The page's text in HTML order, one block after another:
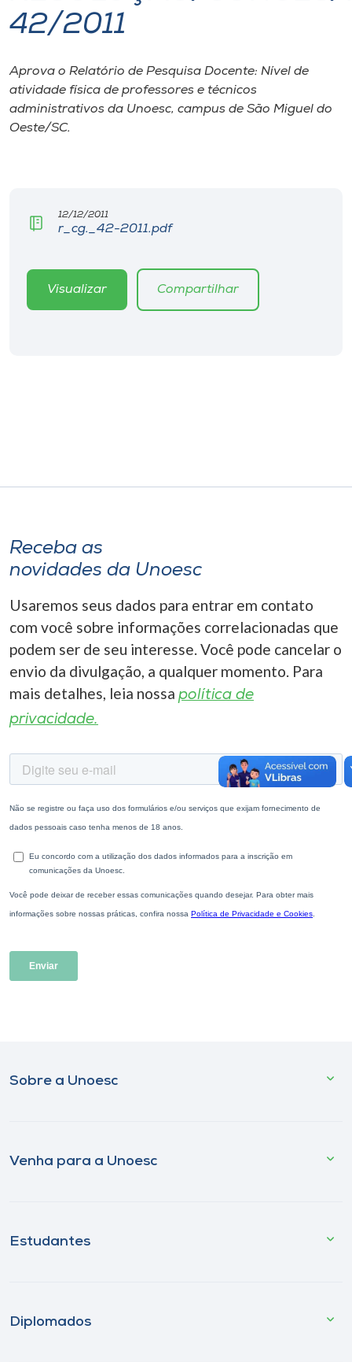
I.nova
Diplomados
Cultura
Biblioteca
Editora
Rádio
A-
42/2011
Aprova o Relatório de Pesquisa Docente: Nível de
atividade física de professores e técnicos
administrativos da Unoesc, campus de São Miguel do
Oeste/SC.
12/12/2011
r_cg._42-2011.pdf
Visualizar Compartilhar
Receba as
novidades da Unoesc
Usaremos seus dados para entrar em contato
com você sobre informações correlacionadas que
podem ser de seu interesse. Você pode cancelar o
envio da divulgação, a qualquer momento. Para
mais detalhes, leia nossa política de
privacidade.
Sobre a Unoesc
Venha para a Unoesc
Estudantes
Diplomados